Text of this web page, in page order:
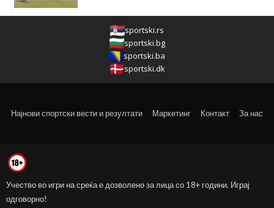
sportski.rs
sportski.bg
sportski.ba
sportski.dk
Најнови спортски вести и резултати Маркетинг Контакт За нас
Учество во игри на среќа е дозволено за лица со 18+ години. Играј
одговорно!